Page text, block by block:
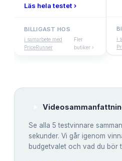
Läs hela testet ›
BILLIGAST HOS
i samarbete med
PriceRunner
Fler
butiker ›
i
Se alla 5 testvinnare
sekunder. Vi går igenom
budgetvalet och vad du bör